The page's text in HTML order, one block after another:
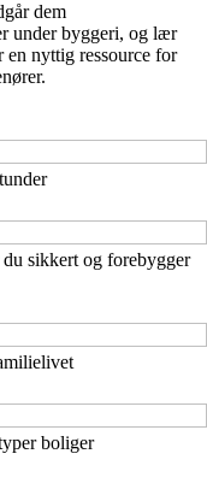
dem
under byggeri, og lær
en nyttig ressource for
sikkert og forebygger
boliger